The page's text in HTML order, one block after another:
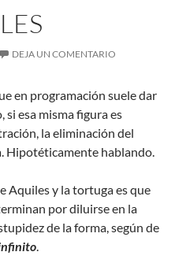
DEJA UN COMENTARIO
en programación suele dar
si esa misma figura es
la eliminación del
Hipotéticamente hablando.
Aquiles y la tortuga es que
por diluirse en la
de la forma, según de
.